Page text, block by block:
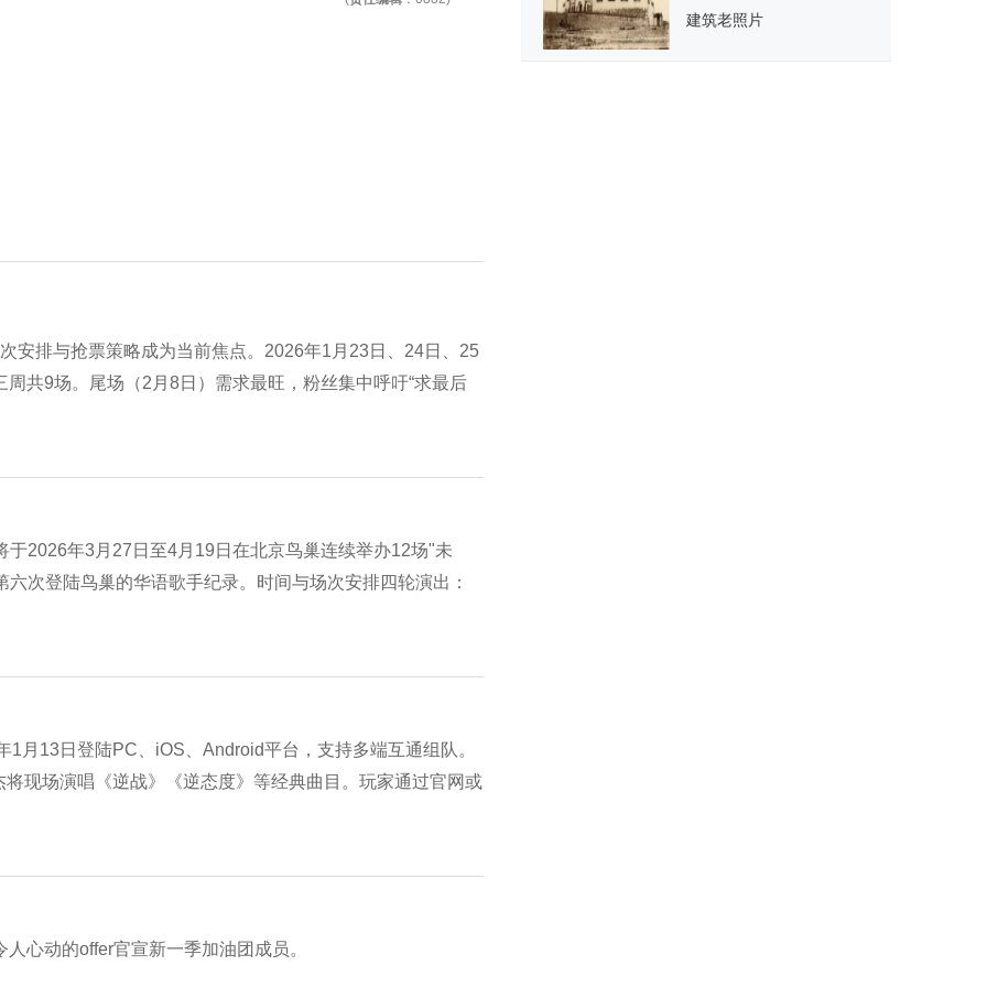
安排与抢票策略成为当前焦点。2026年1月23日、24日、25
共9场。尾场（2月8日）需求最旺，粉丝集中呼吁“求最后
2026年3月27日至4月19日在北京鸟巢连续举办12场"未
次登陆鸟巢的华语歌手纪录。时间与场次安排四轮演出：
月13日登陆PC、iOS、Android平台，支持多端互通组队。
现场演唱《逆战》《逆态度》等经典曲目。玩家通过官网或
心动的offer官宣新一季加油团成员。
建筑老照片